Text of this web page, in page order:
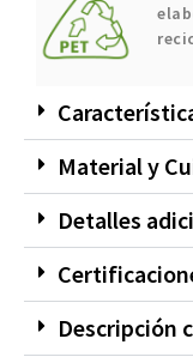
Material y
Detalles
Descripción